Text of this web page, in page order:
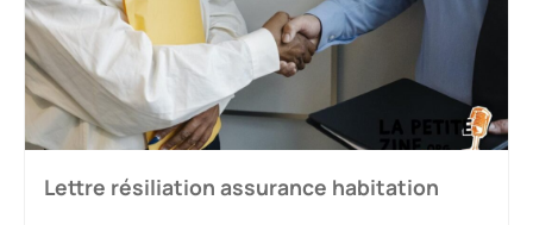
Lettre résiliation assurance habitation